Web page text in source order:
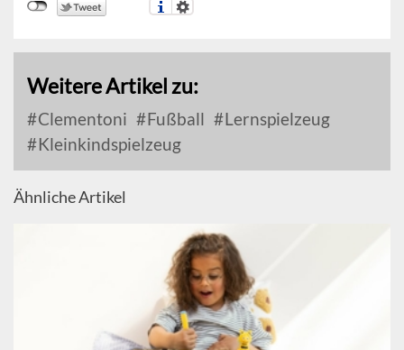
Weitere Artikel zu:
Clementoni Fußball
Lernspielzeug
Kleinkindspielzeug
Ähnliche Artikel